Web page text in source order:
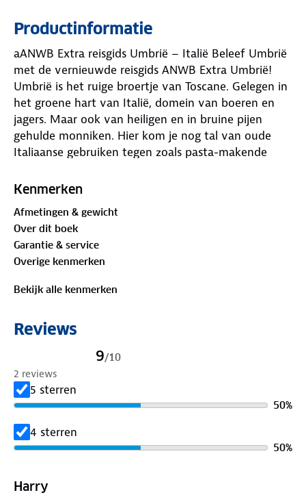
Productinformatie
aANWB Extra reisgids Umbrië – Italië Beleef Umbrië
met de vernieuwde reisgids ANWB Extra Umbrië!
Umbrië is het ruige broertje van Toscane. Gelegen in
het groene hart van Italië, domein van boeren en
jagers. Maar ook van heiligen en in bruine pijen
gehulde monniken. Hier kom je nog tal van oude
Italiaanse gebruiken tegen zoals pasta-makende
Extra reisgids biedt naast veel praktische tips over
inspirerende bezienswaardigheden die je niet mag
missen. Ga wijnproeven bij een van de vele
wijnhuizen, bezoek de middeleeuwse stad Spello of
zoek verkoeling bij de watervallen van Cascata delle
Marmore. Deze kleine reisgids past gemakkelijk in de
eten en drinken en uitgaan. ANWB Extra is de
succesvolste reisgidsenserie van Nederland! Met
meer dan 100 gidsen biedt deze serie een reisgids
voor nagenoeg iedere denkbare bestemming.
Kenmerken
Afmetingen & gewicht
Over dit boek
Garantie & service
Overige kenmerken
Bekijk alle kenmerken
Reviews
9/10
2 reviews
5 sterren
50%
4 sterren
50%
Harry